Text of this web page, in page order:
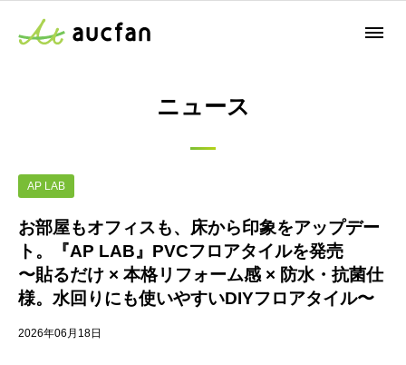
ニュース
AP LAB
お部屋もオフィスも、床から印象をアップデー
ト。『AP LAB』PVCフロアタイルを発売
〜貼るだけ × 本格リフォーム感 × 防水・抗菌仕
様。水回りにも使いやすいDIYフロアタイル〜
2026年06月18日